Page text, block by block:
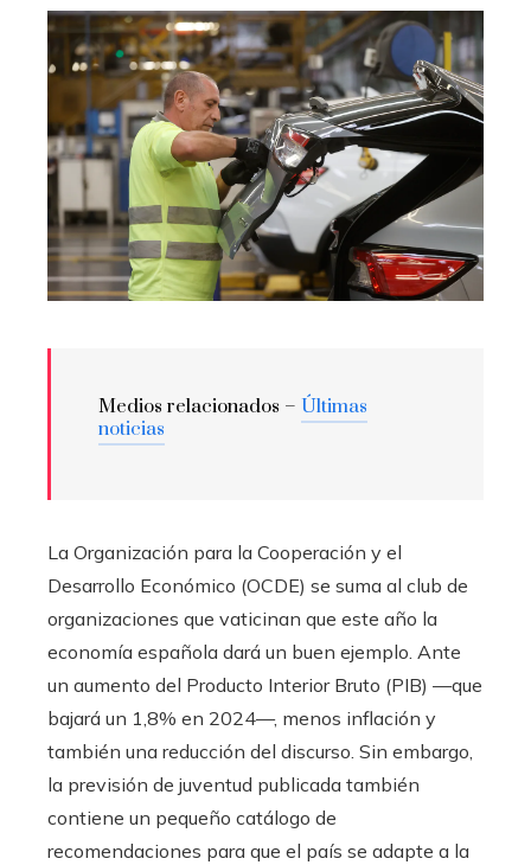
Medios relacionados – Últimas
noticias
La Organización para la Cooperación y el
Desarrollo Económico (OCDE) se suma al club de
organizaciones que vaticinan que este año la
economía española dará un buen ejemplo. Ante
un aumento del Producto Interior Bruto (PIB) —que
bajará un 1,8% en 2024—, menos inflación y
también una reducción del discurso. Sin embargo,
la previsión de juventud publicada también
contiene un pequeño catálogo de
recomendaciones para que el país se adapte a la